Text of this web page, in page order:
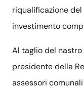
riqualificazione del
investimento
Al taglio del
presidente della
assessori comunali